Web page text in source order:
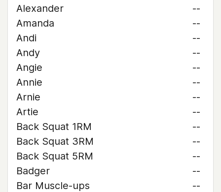
Alexander
--
Amanda
--
Andi
--
Andy
--
Angie
--
Annie
--
Arnie
--
Artie
--
Back Squat 1RM
--
Back Squat 3RM
--
Back Squat 5RM
--
Badger
--
Bar Muscle-ups
--